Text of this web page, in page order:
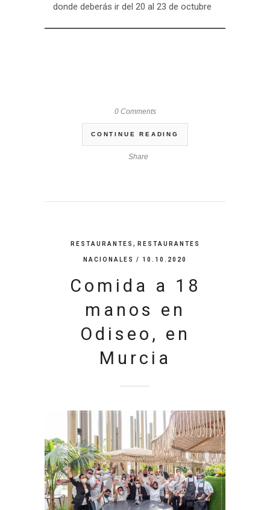
donde deberás ir del 20 al 23 de octubre
0 Comments
CONTINUE READING
Share
RESTAURANTES , RESTAURANTES
NACIONALES / 10.10.2020
Comida a 18
manos en
Odiseo, en
Murcia